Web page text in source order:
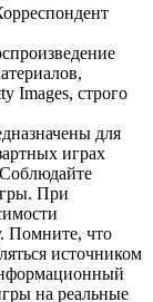
Images, строго
для
играх
При
Помните, что
источником
на реальные